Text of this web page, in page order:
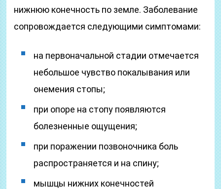
нижнюю конечность по земле. Заболевание
сопровождается следующими симптомами:
на первоначальной стадии отмечается
небольшое чувство покалывания или
онемения стопы;
при опоре на стопу появляются
болезненные ощущения;
при поражении позвоночника боль
распространяется и на спину;
мышцы нижних конечностей